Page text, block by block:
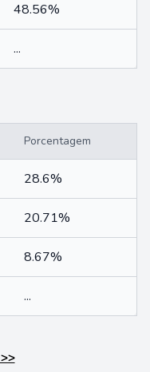
48.56%
...
Porcentagem
28.6%
20.71%
8.67%
...
>>